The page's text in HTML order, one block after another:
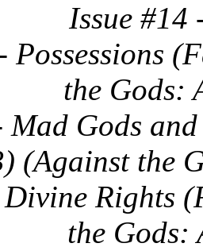
Issue
Possessions
the Gods:
Mad Gods
(Against the
Divine Rights
the Gods: